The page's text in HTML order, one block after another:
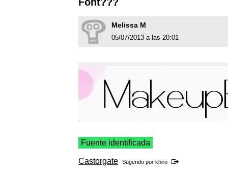
Melissa M
05/07/2013 a las 20:01
Fuente identificada
Castorgate Sugerido por khiro